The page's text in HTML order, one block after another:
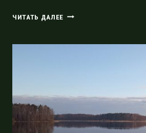
ЧИТАТЬ ДАЛЕЕ ОДИНОЧНЫЙ
ОПЫТ